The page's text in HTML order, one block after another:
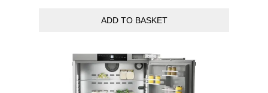
ADD TO BASKET